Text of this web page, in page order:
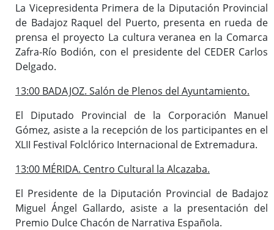
La Vicepresidenta Primera de la Diputación Provincial
de Badajoz Raquel del Puerto, presenta en rueda de
prensa el proyecto La cultura veranea en la Comarca
Zafra-Río Bodión, con el presidente del CEDER Carlos
Delgado.
13:00 BADAJOZ. Salón de Plenos del Ayuntamiento.
El Diputado Provincial de la Corporación Manuel
Gómez, asiste a la recepción de los participantes en el
XLII Festival Folclórico Internacional de Extremadura.
13:00 MÉRIDA. Centro Cultural la Alcazaba.
El Presidente de la Diputación Provincial de Badajoz
Miguel Ángel Gallardo, asiste a la presentación del
Premio Dulce Chacón de Narrativa Española.